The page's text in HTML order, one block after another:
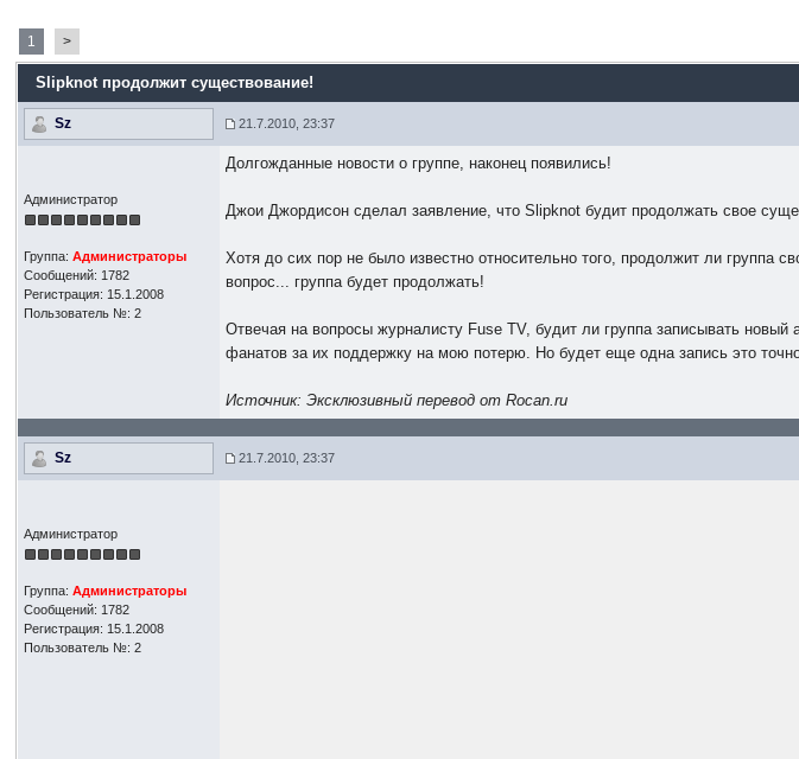
1 >
Slipknot продолжит существование!
Sz 21.7.2010, 23:37
Администратор
Группа:Администраторы
Сообщений: 1782
Регистрация: 15.1.2008
Пользователь №: 2
Долгожданные новости о группе, наконец появились!
Джои Джордисон сделал заявление, что Slipknot будит продолжать свое
Хотя до сих пор не было известно относительно того, продолжит ли группа
вопрос... группа будет продолжать!
Отвечая на вопросы журналисту Fuse TV, будит ли группа записывать
фанатов за их поддержку на мою потерю. Но будет еще одна запись это
Источник: Эксклюзивный перевод от Rocan.ru
Sz 21.7.2010, 23:37
Администратор
Группа:Администраторы
Сообщений: 1782
Регистрация: 15.1.2008
Пользователь №: 2